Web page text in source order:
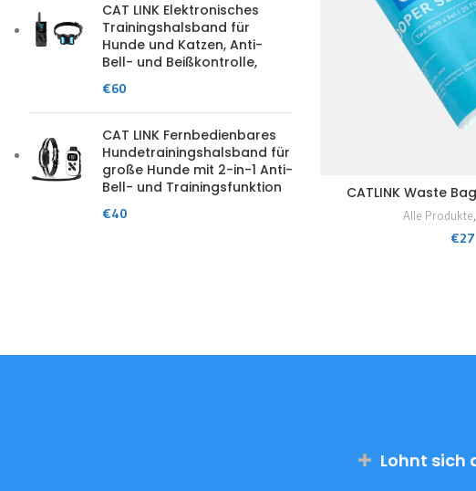
CAT LINK Elektronisches
Trainingshalsband für
Hunde und Katzen, Anti-
Bell- und Beißkontrolle,
€60
CAT LINK Fernbedienbares
Hundetrainingshalsband für
große Hunde mit 2-in-1 Anti-
Bell- und Trainingsfunktion
€40
CATLINK Waste
Alle Produkte,
€27
Lohnt sich